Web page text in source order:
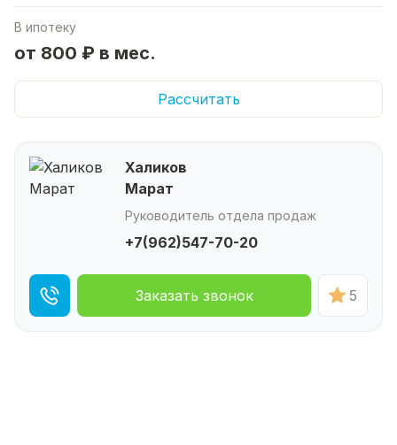
В ипотеку
от 800 ₽ в мес.
Рассчитать
Халиков
Марат
Руководитель отдела продаж
+7(962)547-70-20
Заказать звонок 5